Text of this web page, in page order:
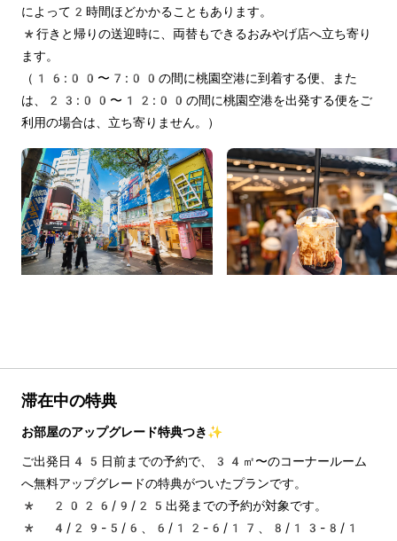
によって2時間ほどかかることもあります。
*行きと帰りの送迎時に、両替もできるおみやげ店へ立ち寄り
ます。
（16:00〜7:00の間に桃園空港に到着する便、また
は、23:00〜12:00の間に桃園空港を出発する便をご
利用の場合は、立ち寄りません。）
滞在中の特典
お部屋のアップグレード特典つき✨
ご出発日45日前までの予約で、34㎡〜のコーナールーム
へ無料アップグレードの特典がついたプランです。
* 2026/9/25出発までの予約が対象です。
* 4/29-5/6、6/12-6/17、8/13-8/1